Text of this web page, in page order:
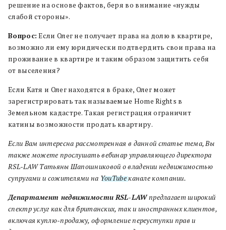
решение на основе фактов, беря во внимание «нужды
слабой стороны».
Вопрос: Если Олег не получает права на долю в квартире,
возможно ли ему юридически подтвердить свои права на
проживание в квартире и таким образом защитить себя
от выселения?
Если Катя и Олег находятся в браке, Олег может
зарегистрировать так называемые Home Rights в
Земельном кадастре. Такая регистрация ограничит
катины возможности продать квартиру.
Если Вам интересна рассмотренная в данной статье тема, Вы
также можете прослушать вебинар управляющего директора
RSL-LAW Татьяны Шапошниковой о владении недвижимостью
супругами и сожителями на YouTubeканале компании.
Департамент недвижимостиRSL-LAWпредлагает широкий
спектр услуг как для британских, так и иностранных клиентов,
включая куплю-продажу, оформление переуступки прав и